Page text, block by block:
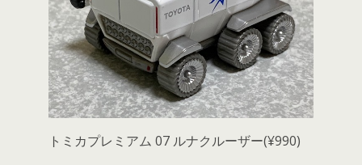
トミカプレミアム 07 ルナクルーザー(¥990)